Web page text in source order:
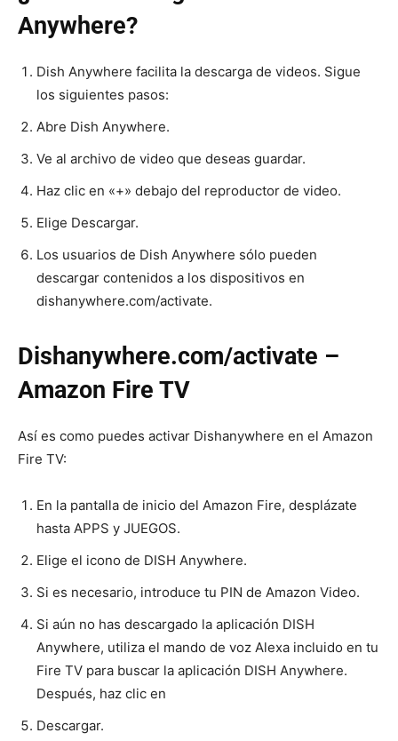
Anywhere?
Dish Anywhere facilita la descarga de videos. Sigue
los siguientes pasos:
Abre Dish Anywhere.
Ve al archivo de video que deseas guardar.
Haz clic en «+» debajo del reproductor de video.
Elige Descargar.
Los usuarios de Dish Anywhere sólo pueden
descargar contenidos a los dispositivos en
dishanywhere.com/activate.
Dishanywhere.com/activate –
Amazon Fire TV
Así es como puedes activar Dishanywhere en el Amazon
Fire TV:
En la pantalla de inicio del Amazon Fire, desplázate
hasta APPS y JUEGOS.
Elige el icono de DISH Anywhere.
Si es necesario, introduce tu PIN de Amazon Video.
Si aún no has descargado la aplicación DISH
Anywhere, utiliza el mando de voz Alexa incluido en tu
Fire TV para buscar la aplicación DISH Anywhere.
Después, haz clic en
Descargar.